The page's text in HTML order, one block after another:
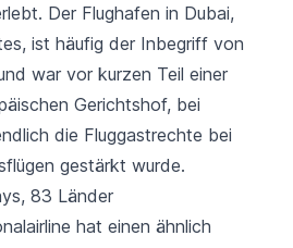
Der Flughafen in Dubai,
ist häufig der Inbegriff von
war vor kurzen Teil einer
Gerichtshof, bei
die Fluggastrechte bei
gestärkt wurde.
83 Länder
hat einen ähnlich